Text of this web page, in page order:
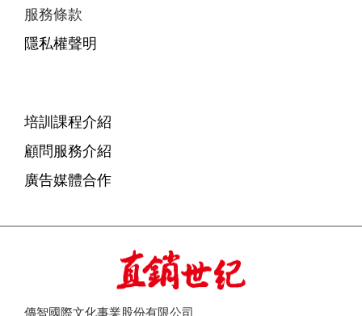
服務條款
隱私權聲明
培訓課程介紹
顧問服務介紹
廣告媒體合作
傳智國際文化事業股份有限公司